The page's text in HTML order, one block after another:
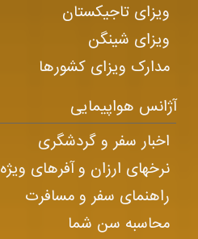
ویزای تاجیکستان
ویزای شینگن
مدارک ویزای کشورها
آژانس هواپیمایی
اخبار سفر و گردشگری
نرخهای ارزان و آفرهای ویژه
راهنمای سفر و مسافرت
محاسبه سن شما